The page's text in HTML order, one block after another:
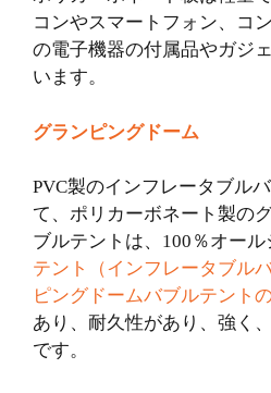
コンやスマートフォン、コ
の電子機器の付属品やガジ
います。
グランピングドーム
PVC製のインフレータブル
て、ポリカーボネート製の
ブルテントは、100％オー
テント（インフレータブル
ピングドームバブルテント
あり、耐久性があり、強く
です。